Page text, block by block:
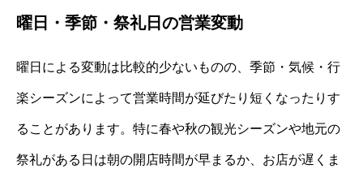
曜日・季節・祭礼日の営業変動
曜日による変動は比較的少ないものの、季節・気候・行
楽シーズンによって営業時間が延びたり短くなったりす
ることがあります。特に春や秋の観光シーズンや地元の
祭礼がある日は朝の開店時間が早まるか、お店が遅くま